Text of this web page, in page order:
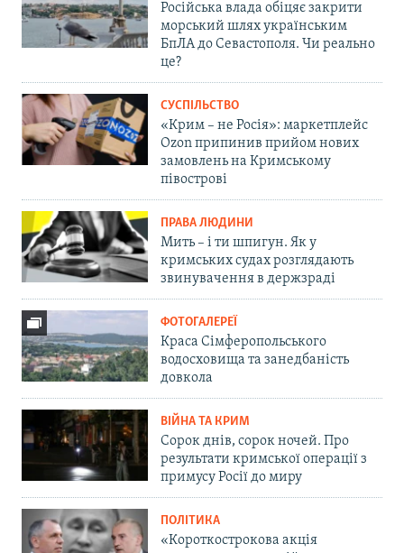
Російська влада обіцяє закрити
морський шлях українським
БпЛА до Севастополя. Чи реально
це?
СУСПІЛЬСТВО
«Крим – не Росія»: маркетплейс
Ozon припинив прийом нових
замовлень на Кримському
півострові
ПРАВА ЛЮДИНИ
Мить – і ти шпигун. Як у
кримських судах розглядають
звинувачення в держзраді
ФОТОГАЛЕРЕЇ
Краса Сімферопольського
водосховища та занедбаність
довкола
ВІЙНА ТА КРИМ
Сорок днів, сорок ночей. Про
результати кримської операції з
примусу Росії до миру
ПОЛІТИКА
«Короткострокова акція